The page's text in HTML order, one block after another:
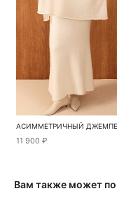
11 900 ₽
Вам также может